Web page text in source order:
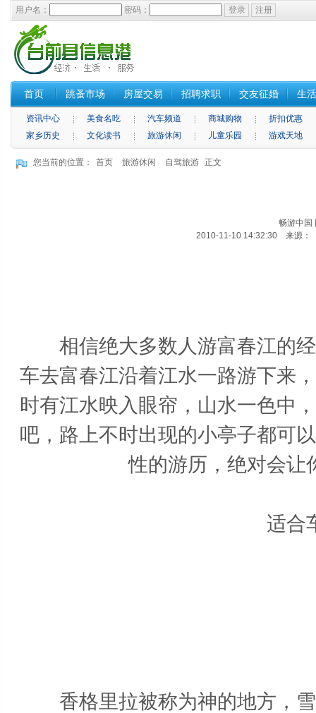
用户名： 密码：
首页 跳蚤市场 房屋交易 招聘求职 交友征婚 生
资讯中心 美食名吃 汽车频道 商城购物
折扣优惠
家乡历史
文化读书 旅游休闲 儿童乐园 游戏天地
您当前的位置： 首页 旅游休闲 自驾旅游 正文
畅游中国
2010-11-10 14:32:30 来源：
相信绝大多数人游富春江的经
车去富春江沿着江水一路游下来
时有江水映入眼帘，山水一色中
吧，路上不时出现的小亭子都可
性的游历，绝对会让
适合车
香格里拉被称为神的地方，雪